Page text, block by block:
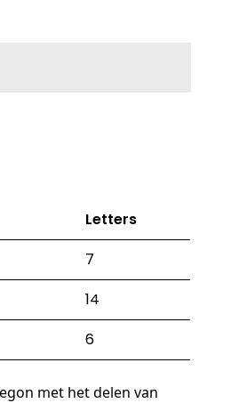
Letters
7
14
6
met het delen van